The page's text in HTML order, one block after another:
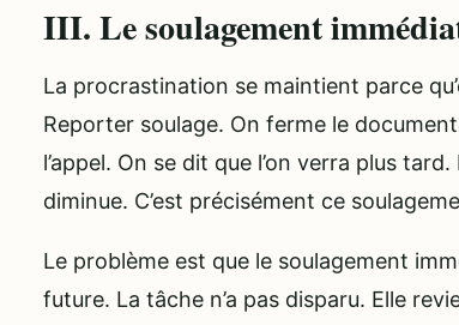
III. Le soulagement
La procrastination se maintient parce
Reporter soulage. On ferme le
l’appel. On se dit que l’on verra plus
diminue. C’est précisément ce
Le problème est que le soulagement
future. La tâche n’a pas disparu. Elle